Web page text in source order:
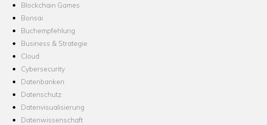
Blockchain Games
Bonsai
Buchempfehlung
Business & Strategie
Cloud
Cybersecurity
Datenbanken
Datenschutz
Datenvisualisierung
Datenwissenschaft